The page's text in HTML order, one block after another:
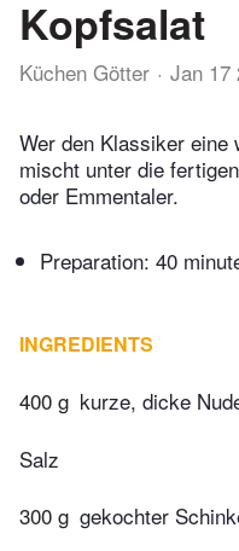
Kopfsalat
Küchen Götter Jan 17
Wer den Klassiker eine
mischt unter die
oder Emmentaler.
Preparation: 40
INGREDIENTS
400 g kurze, dicke
Salz
300 g gekochter